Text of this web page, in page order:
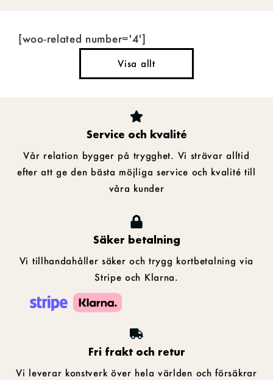
[woo-related number='4']
Visa allt
Service och kvalité
Vår relation bygger på trygghet. Vi strävar alltid
efter att ge den bästa möjliga service och kvalité till
våra kunder
Säker betalning
Vi tillhandahåller säker och trygg kortbetalning via
Stripe och Klarna.
Fri frakt och retur
Vi leverar konstverk över hela världen och försäkrar